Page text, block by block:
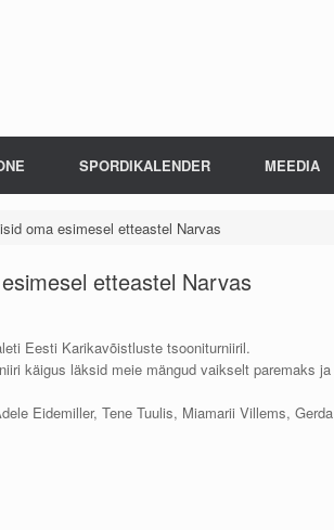
SPORDIKALENDER MEEDIA
oma esimesel etteastel Narvas
etteastel Narvas
Eesti Karikavõistluste tsooniturniiril.
käigus läksid meie mängud vaikselt paremaks ja
Eidemiller, Tene Tuulis, Miamarii Villems, Gerda